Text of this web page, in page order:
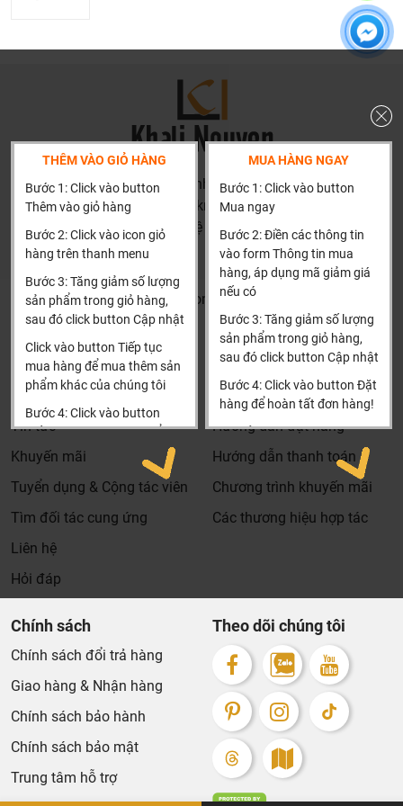
THÊM VÀO GIỎ HÀNG
Bước 1: Click vào button
Thêm vào giỏ hàng
Bước 2: Click vào icon giỏ
hàng trên thanh menu
Bước 3: Tăng giảm số lượng
sản phẩm trong giỏ hàng,
sau đó click button Cập nhật
Click vào button Tiếp tục
mua hàng để mua thêm sản
phẩm khác của chúng tôi
Bước 4: Click vào button
Tiến hành thanh toán để
thanh toán đơn hàng của
Xin cảm ơn khách hàng!!!
MUA HÀNG NGAY
Bước 1: Click vào button
Mua ngay
Bước 2: Điền các thông tin
vào form Thông tin mua
hàng, áp dụng mã giảm giá
nếu có
Bước 3: Tăng giảm số lượng
sản phẩm trong giỏ hàng,
sau đó click button Cập nhật
Bước 4: Click vào button Đặt
hàng để hoàn tất đơn hàng!
Xin cảm ơn khách hàng!!!
HN: số 160 đường Văn Minh, Di Trạch, Hoài Đức, Hà Nội
(Cách đại học công nghiệp 1 km)
HCM và các tỉnh khác: Liên hệ hotline để được hướng dẫn
đặt hàng
Khalinguyen.vn@gmail.com
0904501766
Thông tin
Tìm đại lý & Hợp tác
Tin tức
Khuyến mãi
Tuyển dụng & Cộng tác viên
Tìm đối tác cung ứng
Liên hệ
Hỏi đáp
Thông tin thêm
Hướng dẫn mua hàng
Hướng dẫn đặt hàng
Hướng dẫn thanh toán
Chương trình khuyến mãi
Các thương hiệu hợp tác
Chính sách
Chính sách đổi trả hàng
Giao hàng & Nhận hàng
Chính sách bảo hành
Chính sách bảo mật
Trung tâm hỗ trợ
Theo dõi chúng tôi